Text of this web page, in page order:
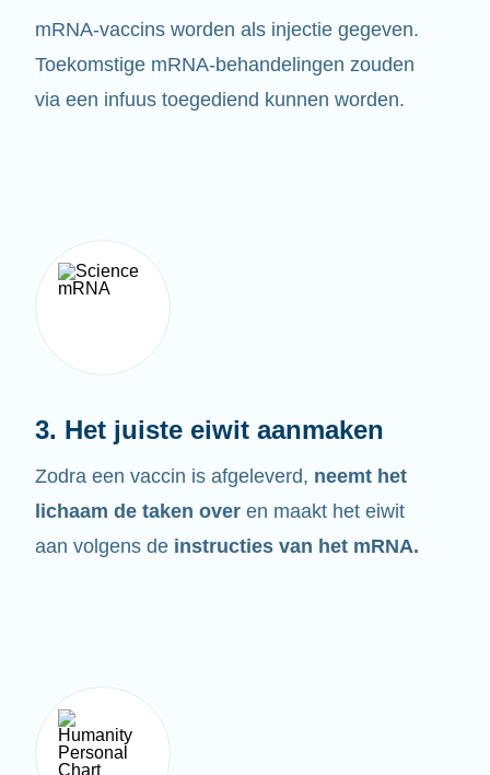
mRNA-vaccins worden als injectie gegeven.
Toekomstige mRNA-behandelingen zouden
via een infuus toegediend kunnen worden.
3. Het juiste eiwit aanmaken
Zodra een vaccin is afgeleverd, neemt het
lichaam de taken over en maakt het eiwit
aan volgens de instructies van het mRNA.